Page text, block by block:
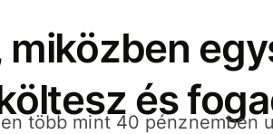
miközben
és
több mint 40 pénznemben